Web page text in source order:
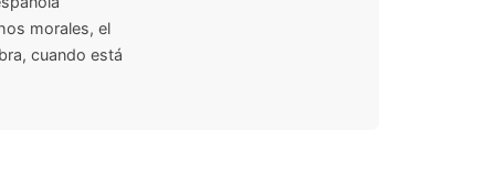
morales, el
cuando está